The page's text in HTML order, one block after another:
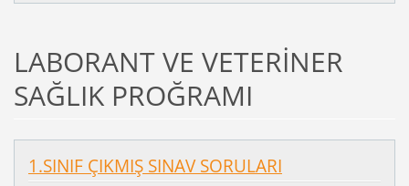
LABORANT VE VETERİNER
SAĞLIK PROĞRAMI
1.SINIF ÇIKMIŞ SINAV SORULARI